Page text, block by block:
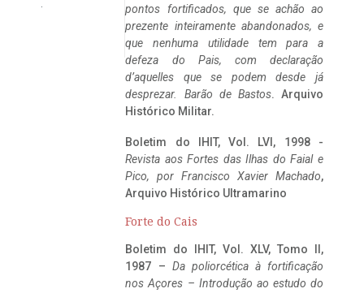
pontos fortificados, que se achão ao
prezente inteiramente abandonados, e
que nenhuma utilidade tem para a
defeza do Pais, com declaração
d’aquelles que se podem desde já
desprezar. Barão de Bastos. Arquivo
Histórico Militar.
Boletim do IHIT, Vol. LVI, 1998 -
Revista aos Fortes das Ilhas do Faial e
Pico, por Francisco Xavier Machado,
Arquivo Histórico Ultramarino
Forte do Cais
Boletim do IHIT, Vol. XLV, Tomo II,
1987 – Da poliorcética à fortificação
nos Açores – Introdução ao estudo do